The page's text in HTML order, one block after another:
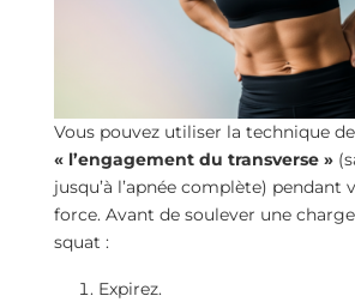
Vous pouvez utiliser la technique de
« l’engagement du transverse »
jusqu’à l’apnée complète) pendant
force. Avant de soulever une
squat :
Expirez.